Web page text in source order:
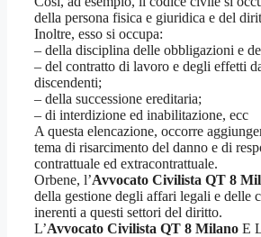
della persona fisica e giuridica e del
Inoltre, esso si occupa:
– della disciplina delle obbligazioni e
– del contratto di lavoro e degli effetti
discendenti;
– della successione ereditaria;
– di interdizione ed inabilitazione, ecc
A questa elencazione, occorre
tema di risarcimento del danno e di
contrattuale ed extracontrattuale.
Orbene, l’Avvocato Civilista QT 8
della gestione degli affari legali e delle
inerenti a questi settori del diritto.
L’Avvocato Civilista QT 8 Milano E